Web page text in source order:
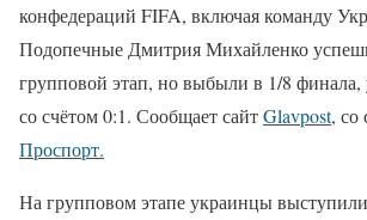
конфедераций FIFA, включая команду
Подопечные Дмитрия Михайленко
групповой этап, но выбыли в 1/8
со счётом 0:1. Сообщает сайтGlavpost, со
Проспорт.
На групповом этапе украинцы